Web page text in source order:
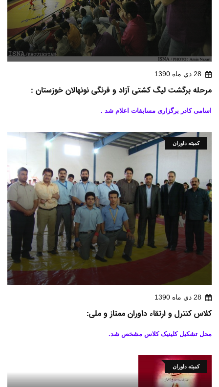
28 دي ماه 1390
مرحله برگشت لیگ کشتی آزاد و فرنگی نونهالان خوزستان :
اسامی کادر برگزاری مسابقات اعلام شد .
کمیته داوران
28 دي ماه 1390
کلاس کنترل و ارتقاء داوران ممتاز و ملی:
محل تشکیل کلینیک کلاس مشخص شد.
کمیته داوران